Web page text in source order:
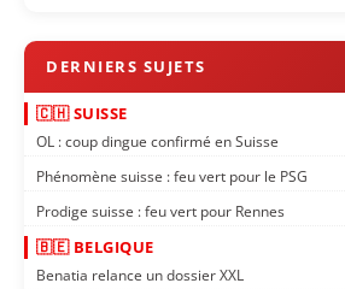
🇨🇭 SUISSE
OL : coup dingue confirmé en Suisse
Phénomène suisse : feu vert pour le PSG
Prodige suisse : feu vert pour Rennes
🇧🇪 BELGIQUE
Benatia relance un dossier XXL